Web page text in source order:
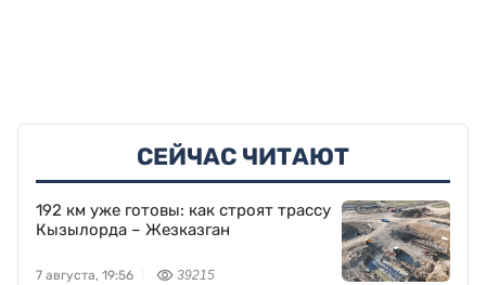
СЕЙЧАС ЧИТАЮТ
192 км уже готовы: как строят трассу
Кызылорда – Жезказган
7 августа, 19:56 39215